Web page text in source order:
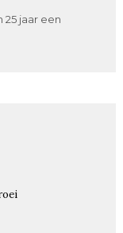
25 jaar een